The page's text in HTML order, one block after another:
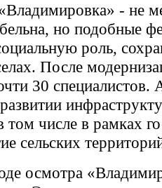
- не
но подобные
роль,
После
30 специалистов.
том числе в рамках
сельских
осмотра